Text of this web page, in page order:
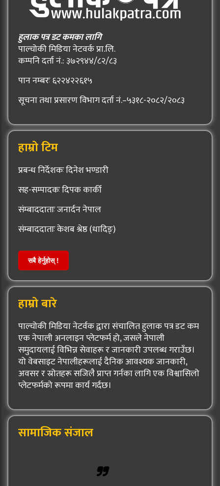
हुलाक पत्र डट कमका लागि
पाल्चोकी मिडिया नेटवर्क प्रा.लि.
कम्पनि दर्ता नं.: ३७२९४४/८२/८३
पान नम्बरः ६२२४२२६१५
सूचना तथा प्रसारण विभाग दर्ता नं.–५३१८-२०८२/२०८३
हाम्रो टिम
प्रबन्ध निर्देशकः दिनेश भण्डारी
सह-सम्पादकः दिपक कार्की
संम्बाददाताः जनार्दन नेपाल
संम्बाददाताः केशब श्रेष्ठ (धादिङ्)
सबै हेर्नुहोस् !
हाम्रो बारे
पाल्चोकी मिडिया नेटर्वक द्वारा संचालित हुलाक पत्र डट कम
एक नेपाली अनलाइन प्लेटफर्म हो, जसले नेपाली
समुदायलाई विभिन्न सेवाहरू र जानकारी उपलब्ध गराउँछ।
यो वेबसाइट नेपालीहरूलाई दैनिक आवश्यक जानकारी,
अवसर र स्रोतहरू सजिलै प्राप्त गर्नका लागि एक विश्वासिलो
प्लेटफर्मको रूपमा कार्य गर्दछ।
सामाजिक संजाल